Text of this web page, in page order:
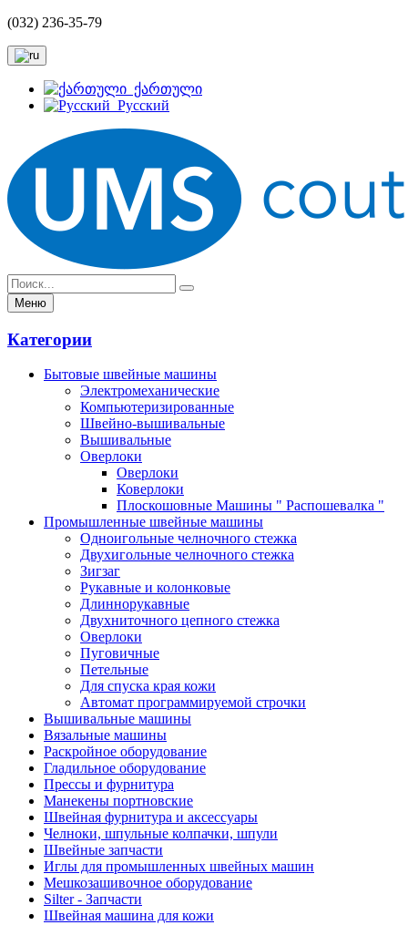
(032) 236-35-79
ქართული
Русский
Меню
Категории
Бытовые швейные машины
Электромеханические
Компьютеризированные
Швейно-вышивальные
Вышивальные
Оверлоки
Оверлоки
Коверлоки
Плоскошовные Машины " Распошевалка "
Промышленные швейные машины
Одноигольные челночного стежка
Двухигольные челночного стежка
Зигзаг
Рукавные и колонковые
Длиннорукавные
Двухниточного цепного стежка
Оверлоки
Пуговичные
Петельные
Для спуска края кожи
Автомат программируемой строчки
Вышивальные машины
Вязальные машины
Раскройное оборудование
Гладильное оборудование
Прессы и фурнитура
Манекены портновские
Швейная фурнитура и аксессуары
Челноки, шпульные колпачки, шпули
Швейные запчасти
Иглы для промышленных швейных машин
Мешкозашивочное оборудование
Silter - Запчасти
Швейная машина для кожи